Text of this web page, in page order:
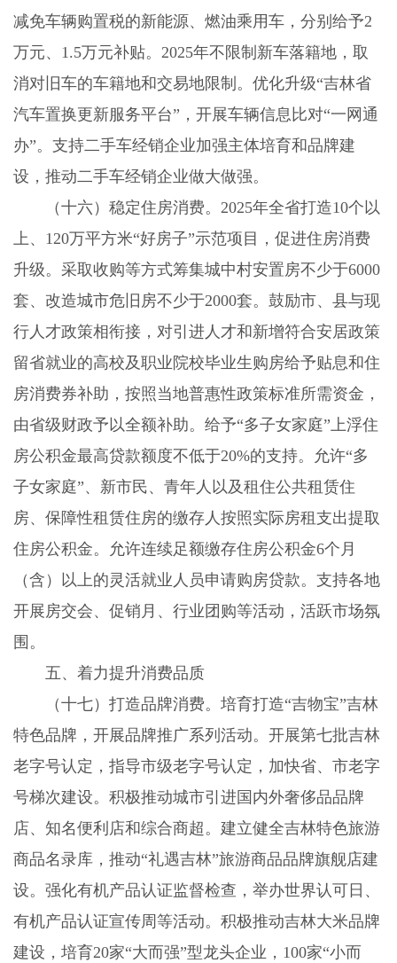
减免车辆购置税的新能源、燃油乘用车，分别给予2
万元、 1.5万元补贴。 2025年不限制新车落籍地，取
消对旧车的车籍地和交易地限制。优化升级“吉林省
汽车置换更新服务平台”，开展车辆信息比对“一网通
办”。支持二手车经销企业加强主体培育和品牌建
设，推动二手车经销企业做大做强。
（十六）稳定住房消费。 2025年全省打造10个以
上、 120万平方米“好房子”示范项目，促进住房消费
升级。采取收购等方式筹集城中村安置房不少于6000
套、改造城市危旧房不少于2000套。鼓励市、县与现
行人才政策相衔接，对引进人才和新增符合安居政策
留省就业的高校及职业院校毕业生购房给予贴息和住
房消费券补助，按照当地普惠性政策标准所需资金，
由省级财政予以全额补助。给予“多子女家庭”上浮住
房公积金最高贷款额度不低于20%的支持。允许“多
子女家庭”、新市民、青年人以及租住公共租赁住
房、保障性租赁住房的缴存人按照实际房租支出提取
住房公积金。允许连续足额缴存住房公积金6个月
（含）以上的灵活就业人员申请购房贷款。支持各地
开展房交会、促销月、行业团购等活动，活跃市场氛
围。
五、着力提升消费品质
（十七）打造品牌消费。 培育打造“吉物宝”吉林
特色品牌，开展品牌推广系列活动。开展第七批吉林
老字号认定，指导市级老字号认定，加快省、市老字
号梯次建设。积极推动城市引进国内外奢侈品品牌
店、知名便利店和综合商超。建立健全吉林特色旅游
商品名录库，推动“礼遇吉林”旅游商品品牌旗舰店建
设。强化有机产品认证监督检查，举办世界认可日、
有机产品认证宣传周等活动。积极推动吉林大米品牌
建设，培育20家“大而强”型龙头企业， 100家“小而